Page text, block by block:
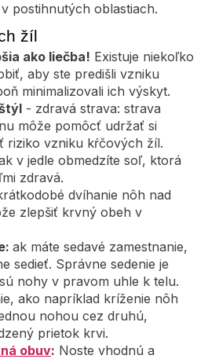
postihnutých oblastiach.
žíl
ako liečba! Existuje niekoľko
aby ste predišli vzniku
minimalizovali ich výskyt.
- zdravá strava: strava
môže pomôcť udržať si
riziko vzniku kŕčových žíl.
v jedle obmedzíte soľ, ktorá
zdravá.
dvíhanie nôh nad
zlepšiť krvný obeh v
ak máte sedavé zamestnanie,
sedieť. Správne sedenie je
nohy v pravom uhle k telu.
ako napríklad kríženie nôh
nohou cez druhú,
prietok krvi.
obuv: Noste vhodnú a